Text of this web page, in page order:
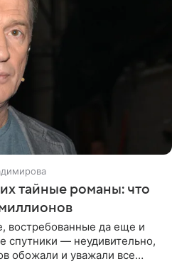
тайные романы: что
востребованные да еще и
спутники — неудивительно,
обожали и уважали все